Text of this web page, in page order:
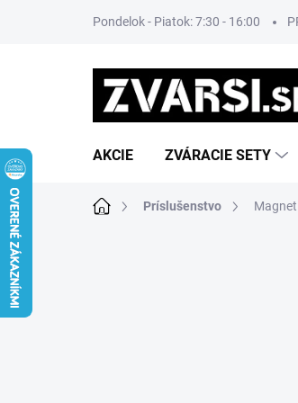
Pondelok - Piatok: 7:30 - 16:00
AKCIE ZVÁRACIE SETY
DomovPríslušenstvo